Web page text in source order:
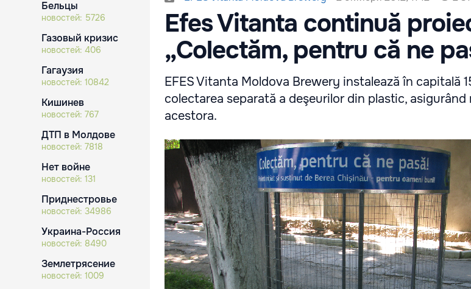
Бельцы
новостей: 5726
Газовый кризис
новостей: 406
Гагаузия
новостей: 10842
Кишинев
новостей: 767
ДТП в Молдове
новостей: 7818
Нет войне
новостей: 131
Приднестровье
новостей: 34986
Украина-Россия
новостей: 8490
Землетрясение
новостей: 1009
Efes Vitanta continuă
„Colectăm, pentru că ne
EFES Vitanta Moldova Brewery instalează în capitală
colectarea separată a deşeurilor din plastic, asigurând
acestora.